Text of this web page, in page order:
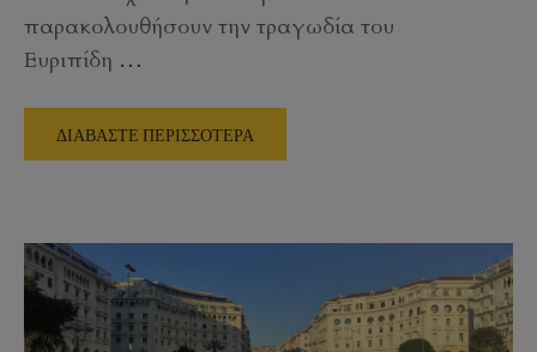
παρακολουθήσουν την τραγωδία του
Ευριπίδη …
ΔΙΑΒΑΣΤΕ ΠΕΡΙΣΣΟΤΕΡΑ